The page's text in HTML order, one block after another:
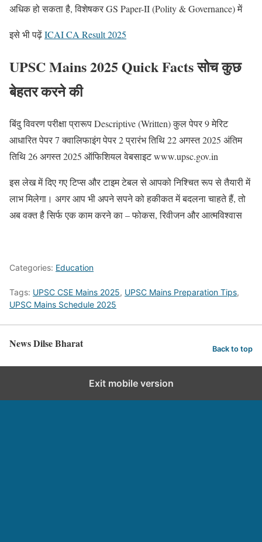
अधिक हो सकता है, विशेषकर GS Paper-II (Polity & Governance) में
इसे भी पढ़ेंICAI CA Result 2025
UPSC Mains 2025 Quick Facts सोच कुछ
बेहतर करने की
बिंदु विवरण परीक्षा प्रारूप Descriptive (Written) कुल पेपर 9 मेरिट
आधारित पेपर 7 क्वालिफाइंग पेपर 2 प्रारंभ तिथि 22 अगस्त 2025 अंतिम
तिथि 26 अगस्त 2025 ऑफिशियल वेबसाइट www.upsc.gov.in
इस लेख में दिए गए टिप्स और टाइम टेबल से आपको निश्चित रूप से तैयारी में
लाभ मिलेगा। अगर आप भी अपने सपने को हकीकत में बदलना चाहते हैं, तो
अब वक्त है सिर्फ एक काम करने का – फोकस, रिवीजन और आत्मविश्वास
Categories: Education
Tags: UPSC CSE Mains 2025, UPSC Mains Preparation Tips,
UPSC Mains Schedule 2025
News Dilse Bharat Back to top
Exit mobile version